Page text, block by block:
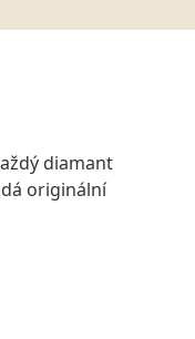
diamant
originální